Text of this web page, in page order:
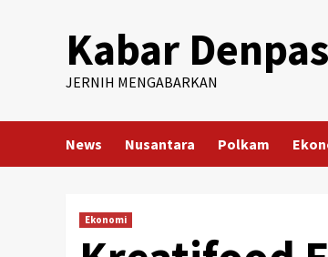
Kabar
JERNIH MENGABARKAN
News Nusantara Polkam
Ekonomi